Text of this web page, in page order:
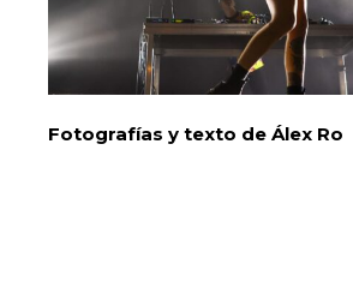
Fotografías y texto de Álex Ro